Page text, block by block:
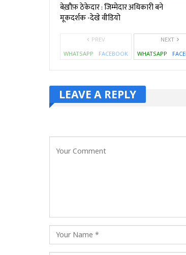
बेख़ौफ़ ठेकेदार : जिम्मेदार अधिकारी बने
मूकदर्शक -देखे वीडियो
PREV
WHATSAPP
FACEBOOK
NEXT
WHATSAPP
LEAVE A REPLY